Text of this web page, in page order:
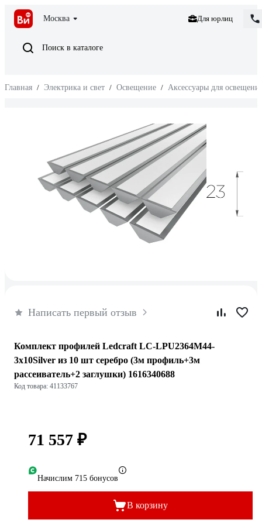
Москва Для юрлиц
Поиск в каталоге
Главная / Электрика и свет / Освещение / Аксессуары для
Написать первый отзыв
Комплект профилей Ledcraft LC-LPU2364M44-
3x10Silver из 10 шт серебро (3м профиль+3м
рассеиватель+2 заглушки) 1616340688
Код товара: 41133767
71 557 ₽
Начислим 715 бонусов
В корзину